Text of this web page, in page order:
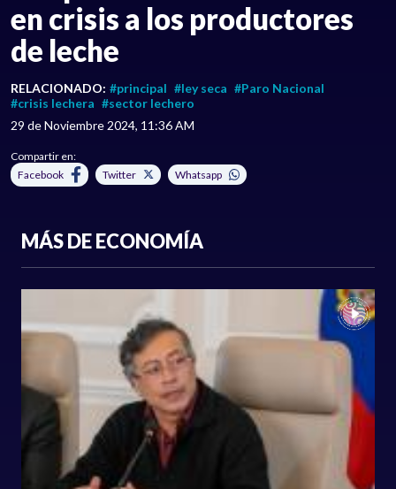
en crisis a los productores
de leche
RELACIONADO: #principal #ley seca #Paro Nacional
#crisis lechera #sector lechero
29 de Noviembre 2024, 11:36 AM
Compartir en:
Facebook
Twitter Whatsapp
MÁS DE ECONOMÍA